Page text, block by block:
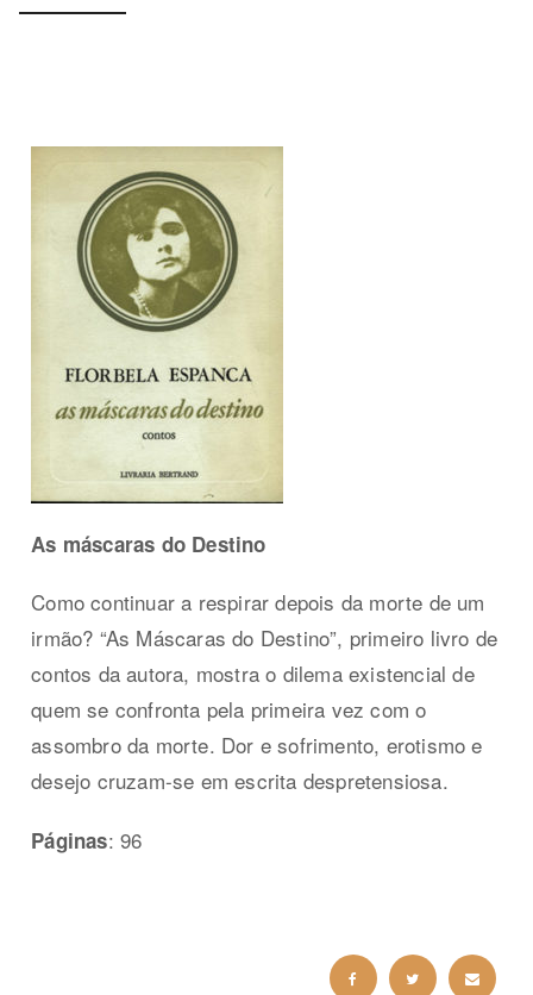
As máscaras do Destino
Como continuar a respirar depois da morte de um
irmão? “As Máscaras do Destino”, primeiro livro de
contos da autora, mostra o dilema existencial de
quem se confronta pela primeira vez com o
assombro da morte. Dor e sofrimento, erotismo e
desejo cruzam-se em escrita despretensiosa.
Páginas: 96